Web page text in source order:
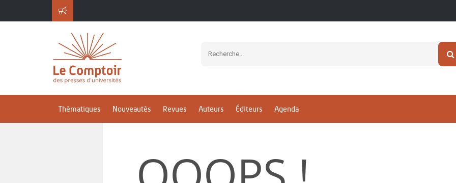
Thématiques Nouveautés Revues Auteurs Éditeurs Agenda